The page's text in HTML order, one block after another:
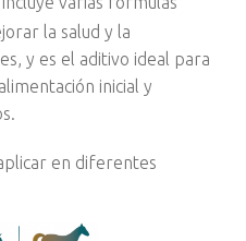
la salud y la
y es el aditivo ideal para
inicial y
en diferentes